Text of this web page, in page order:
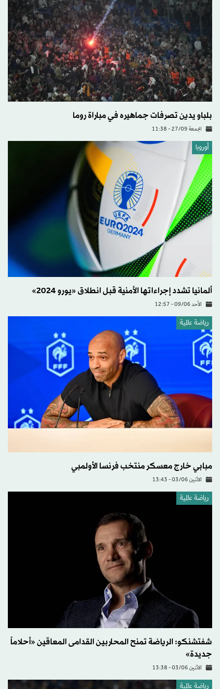
بلباو يدين تصرفات جماهيره في مباراة روما
الجمعة 27/09 - 11:38
أوروبا
ألمانيا تشدد إجراءاتها الأمنية قبل انطلاق «يورو 2024»
الأحد 09/06 - 12:57
رياضة عالمية
مبابي خارج معسكر منتخب فرنسا الأولمبي
الاثنين 03/06 - 13:43
رياضة عالمية
شفتشنكو: الرياضة تمنح المحاربين القدامى المعاقين «أحلاماً
جديدة»
الاثنين 03/06 - 13:38
رياضة عالمية